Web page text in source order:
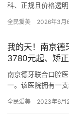
科、正规且价格透
广大市民…
全民爱美 2026年3月
我的天！南京德
3780元起、矫
南京德牙联合口腔
一。该医院拥有一
患者不…
全民爱美 2023年6月